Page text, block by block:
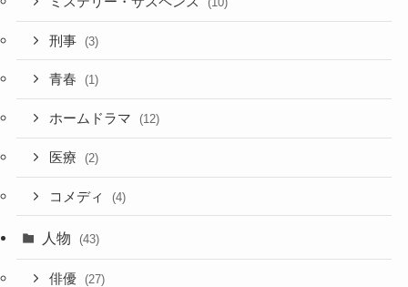
刑事 (3)
青春 (1)
ホームドラマ (12)
医療 (2)
コメディ (4)
人物 (43)
俳優 (27)